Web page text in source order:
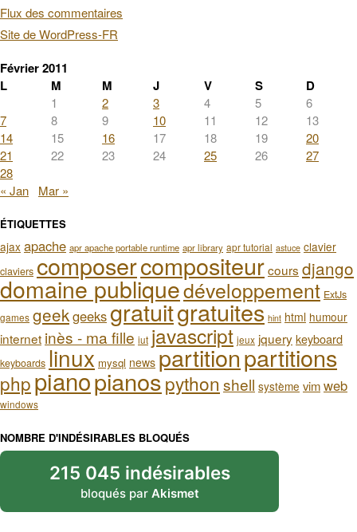
Flux des commentaires
Site de WordPress-FR
Février 2011
L
M M J V S D
1 2 3 4 5
6
7
8 9 10 11 12
13
14
15 16 17 18 19
20
21
22 23 24 25 26
27
28
« Jan
Mar »
ÉTIQUETTES
ajax apache apr apache portable runtime apr library apr tutorial astuce clavier
claviers composercompositeurcours django
domaine publiquedéveloppement ExtJs
games geekgeeksgratuitgratuites hint html humour
internet inès - ma fille iut javascript jeux jquerykeyboard
keyboards linux mysql news partitionpartitions
phppianopianospython shell système vimweb
windows
NOMBRE D'INDÉSIRABLES BLOQUÉS
215 045 indésirables
bloqués par Akismet